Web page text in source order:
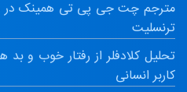
مترجم چت جی پی تی همینک در
ترنسلیت
تحلیل کلادفلر از رفتار خوب و
کاربر انسانی